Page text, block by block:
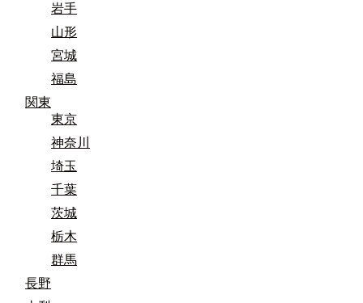
岩手
山形
宮城
福島
関東
東京
神奈川
埼玉
千葉
茨城
栃木
群馬
長野